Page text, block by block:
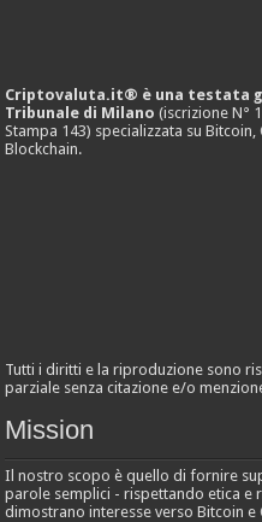
Criptovaluta.it® è una testata
Tribunale di Milano (iscrizione N°
Stampa 143) specializzata su Bitcoin,
Blockchain.
Tutti i diritti e la riproduzione sono
parziale senza citazione e/o
Mission
Il nostro scopo è quello di fornire
parole semplici - rispettando etica
dimostrano interesse verso Bitcoin e